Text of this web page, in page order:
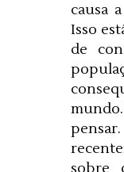
causa
Isso
de